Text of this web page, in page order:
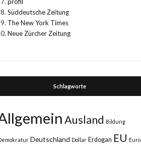
Süddeutsche Zeitung
The New York Times
Neue Zürcher Zeitung
Schlagworte
Ausland Bildung
Deutschland Dollar Erdogan EU Euro